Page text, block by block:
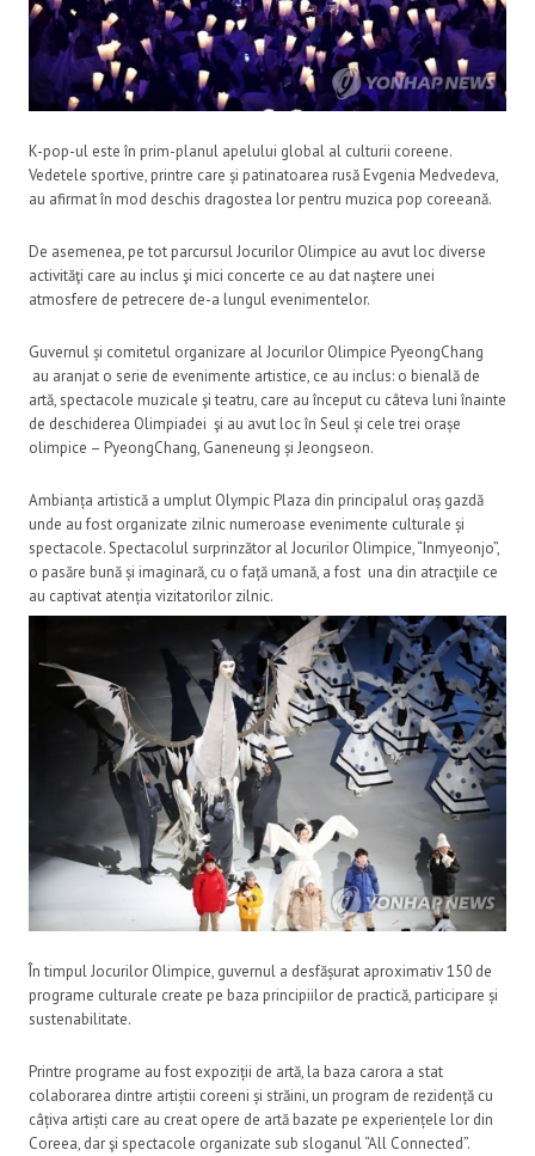
K-pop-ul este în prim-planul apelului global al culturii coreene.
Vedetele sportive, printre care și patinatoarea rusă Evgenia Medvedeva,
au afirmat în mod deschis dragostea lor pentru muzica pop coreeană.
De asemenea, pe tot parcursul Jocurilor Olimpice au avut loc diverse
activităţi care au inclus şi mici concerte ce au dat naştere unei
atmosfere de petrecere de-a lungul evenimentelor.
Guvernul și comitetul organizare al Jocurilor Olimpice PyeongChang
au aranjat o serie de evenimente artistice, ce au inclus: o bienală de
artă, spectacole muzicale şi teatru, care au început cu câteva luni înainte
de deschiderea Olimpiadei şi au avut loc în Seul și cele trei orașe
olimpice – PyeongChang, Ganeneung și Jeongseon.
Ambianța artistică a umplut Olympic Plaza din principalul oraș gazdă
unde au fost organizate zilnic numeroase evenimente culturale și
spectacole. Spectacolul surprinzător al Jocurilor Olimpice, “Inmyeonjo”,
o pasăre bună și imaginară, cu o față umană, a fost una din atracţiile ce
au captivat atenția vizitatorilor zilnic.
În timpul Jocurilor Olimpice, guvernul a desfășurat aproximativ 150 de
programe culturale create pe baza principiilor de practică, participare și
sustenabilitate.
Printre programe au fost expoziții de artă, la baza carora a stat
colaborarea dintre artiștii coreeni și străini, un program de rezidență cu
câțiva artiști care au creat opere de artă bazate pe experiențele lor din
Coreea, dar şi spectacole organizate sub sloganul “All Connected”.